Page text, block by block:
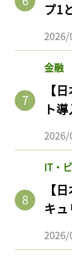
プ1
金融
【
ト
IT・
【
キ